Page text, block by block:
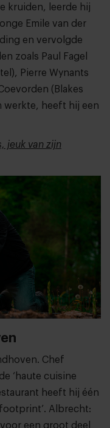
kruiden, leerde hij
Emile van der
en vervolgde
zoals Paul Fagel
Pierre Wynants
(Blakes
werkte, heeft hij een
jeuk van zijn
Chef
‘haute cuisine
heeft hij één
Albrecht:
een groot deel